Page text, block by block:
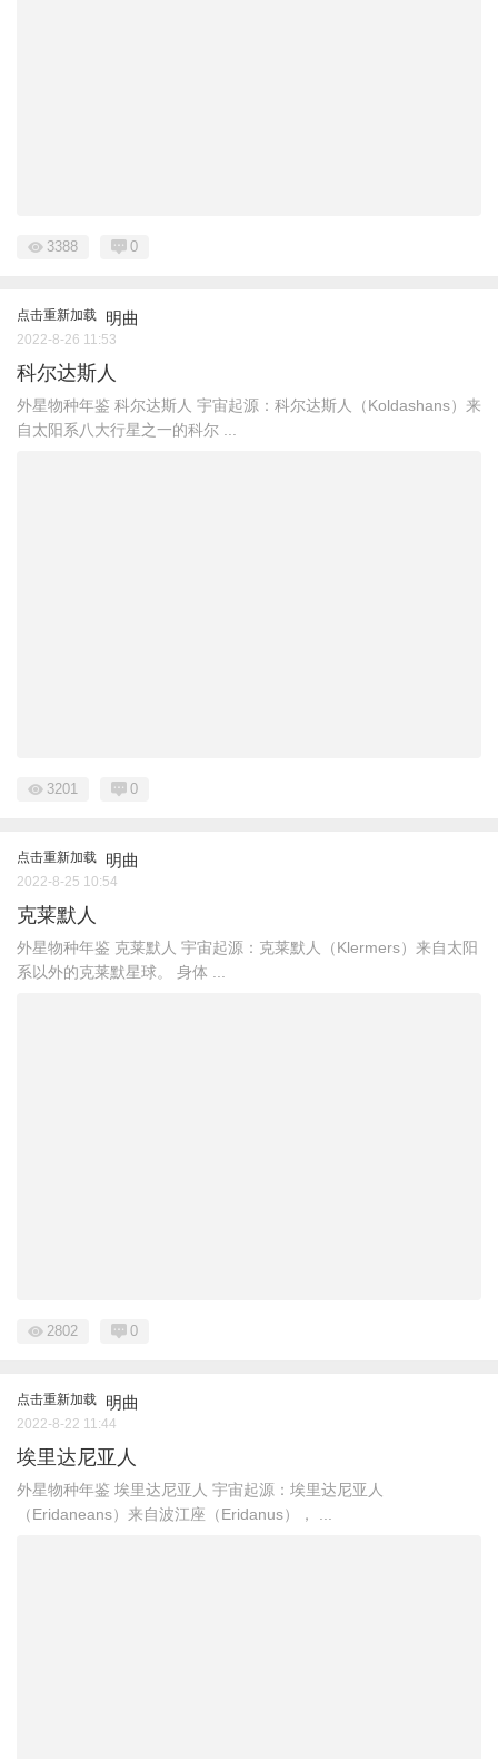
3388 0
点击重新加载 明曲
2022-8-26 11:53
科尔达斯人
外星物种年鉴 科尔达斯人 宇宙起源：科尔达斯人（Koldashans）来
自太阳系八大行星之一的科尔 ...
3201 0
点击重新加载 明曲
2022-8-25 10:54
克莱默人
外星物种年鉴 克莱默人 宇宙起源：克莱默人（Klermers）来自太阳
系以外的克莱默星球。 身体 ...
2802 0
点击重新加载 明曲
2022-8-22 11:44
埃里达尼亚人
外星物种年鉴 埃里达尼亚人 宇宙起源：埃里达尼亚人
（Eridaneans）来自波江座（Eridanus）， ...